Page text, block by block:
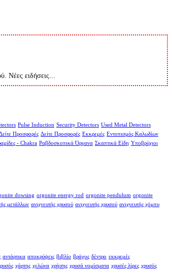
Νέες ειδήσεις...
Pulse Induction Security Detectors Used Metal Detectors
Προσφορές Δείτε Προσφορές Εκκρεμές Εντοπισμός Καλωδίων
- Chakra Ραβδοσκοπικά Όργανα Σκαπτικά Είδη Υποβρύχιοι
dowsing orgonite energy rod orgonite pendulum orgonite
μετάλλων ανιχνευτής χρυσού ανιχνευτής χρυσού ανιχνευτής χόμπυ
αντάρτικα αποκρύψεις βιβλίο βράχος δέντρο εκκρεμές
χάρτης χελώνα χρήσης χρυσά νομίσματα χρυσές λίρες χρυσός